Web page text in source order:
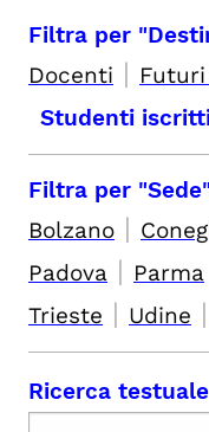
Filtra per
Docenti |
Studenti
Filtra per
Bolzano |
Padova | Parma
Trieste | Udine |
Ricerca testuale